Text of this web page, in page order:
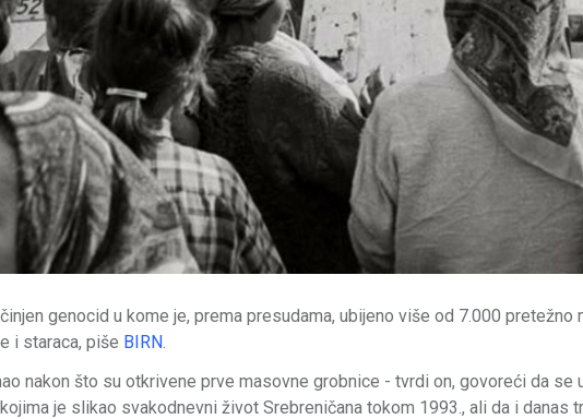
genocid u kome je, prema presudama, ubijeno više od 7.000 pretežno
i staraca, piše BIRN.
nakon što su otkrivene prve masovne grobnice - tvrdi on, govoreći da se
je slikao svakodnevni život Srebreničana tokom 1993., ali da i danas